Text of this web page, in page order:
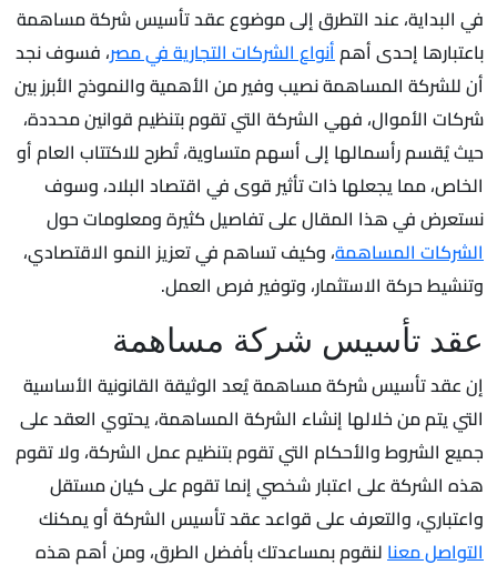
في البداية، عند التطرق إلى موضوع عقد تأسيس شركة مساهمة
باعتبارها إحدى أهمأنواع الشركات التجارية في مصر، فسوف نجد
أن للشركة المساهمة نصيب وفير من الأهمية والنموذج الأبرز بين
شركات الأموال، فهي الشركة التي تقوم بتنظيم قوانين محددة،
حيث يُقسم رأسمالها إلى أسهم متساوية، تُطرح للاكتتاب العام أو
الخاص، مما يجعلها ذات تأثير قوى في اقتصاد البلاد، وسوف
نستعرض في هذا المقال على تفاصيل كثيرة ومعلومات حول
الشركات المساهمة، وكيف تساهم في تعزيز النمو الاقتصادي،
وتنشيط حركة الاستثمار، وتوفير فرص العمل.
عقد تأسيس شركة مساهمة
إن عقد تأسيس شركة مساهمة يُعد الوثيقة القانونية الأساسية
التي يتم من خلالها إنشاء الشركة المساهمة، يحتوي العقد على
جميع الشروط والأحكام التي تقوم بتنظيم عمل الشركة، ولا تقوم
هذه الشركة على اعتبار شخصي إنما تقوم على كيان مستقل
واعتباري، والتعرف على قواعد عقد تأسيس الشركة أو يمكنك
التواصل معنالنقوم بمساعدتك بأفضل الطرق، ومن أهم هذه